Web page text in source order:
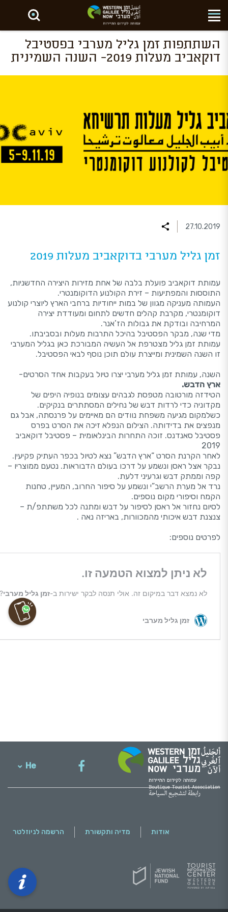
חפש באתר
השתתפות זמן גליל מערבי בפסטיבל
דוקאביב מעלות 2019- השנה השמינית
27.10.2019
זמן גליל מערבי בדוקאביב מעלות 2019
עמותת דוקאביב פועלת בלבה של אחת מזירות היצירה החדשניות,
התוססות והמפתיעות – זירת הקולנוע הדוקומנטרי.
העמותה מעניקה מגוון של במות ייחודיות ברחבי הארץ ליוצרי קולנוע
דוקומנטרי, מקרבת קהלים חדשים לתחום ומעודדת יצירה
המרחיבה ובודקת את גבולות הז’אנר.
מדי שנה, מבקר הפסטיבל בהיכל התרבות מעלות ובסביבתו.
עמותת זמן גליל מצטרפת אל העשיה המבורכת כאן בגליל המערבי
זו השנה השמינית ומייצרת עולם תוכן נוסף לבאי הפסטיבל.
השנה, עמותת זמן גליל מערבי יצרו טיול בעקבות אחד הסרטים-
ארץ הדבש.
הטידזה מורטובה מטפסת לגבהים עצומים בנופיה היפים של
מקדוניה כדי לרדות דבש של נחילים המסתתרים בנקיקים.
כשלמקום מגיעה משפחת נוודים הם מאיימים על פרנסתה, אבל גם
מנפצים את בדידותה. הצילום הנפלא זיכה את הסרט בפרס
פסטיבל סאנדנס. זוכה התחרות הבינלאומית – פסטיבל דוקאביב
2019
לאחר הקרנת הסרט “ארץ הדבש” נצא לטיול בכפר העתיק פקיעין.
נבקר אצל ראסן ונשמע על דרכו בעולם הדבוראות. נטעם ממוצריו –
קפה וממתק דבש וגרעיני דלעת.
נרד אל מערת הרשב”י ונשמע על סיפור החרוב, המעיין, טחנות
הקמח וסיפורי מקום נוספים.
לסיום נחזור אל ראסן לסיפור על דבש ומתנה לכל משתתפ/ת –
צנצנת דבש איכותי מהמכוורות, באריזה נאה .
לפרטים נוספים:
He
אודות מדיה ותקשורת הרשמה לניוזלטר